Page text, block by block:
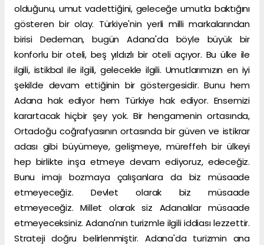
olduğunu, umut vadettiğini, geleceğe umutla baktığını
gösteren bir olay. Türkiye'nin yerli milli markalarından
birisi Dedeman, bugün Adana'da böyle büyük bir
konforlu bir oteli, beş yıldızlı bir oteli açıyor. Bu ülke ile
ilgili, istikbal ile ilgili, gelecekle ilgili. Umutlarımızın en iyi
şekilde devam ettiğinin bir göstergesidir. Bunu hem
Adana hak ediyor hem Türkiye hak ediyor. Ensemizi
karartacak hiçbir şey yok. Bir hengamenin ortasında,
Ortadoğu coğrafyasının ortasında bir güven ve istikrar
adası gibi büyümeye, gelişmeye, müreffeh bir ülkeyi
hep birlikte inşa etmeye devam ediyoruz, edeceğiz.
Bunu imajı bozmaya çalışanlara da biz müsaade
etmeyeceğiz. Devlet olarak biz müsaade
etmeyeceğiz. Millet olarak siz Adanalılar müsaade
etmeyeceksiniz. Adana'nın turizmle ilgili iddiası lezzettir.
Strateji doğru belirlenmiştir. Adana'da turizmin ana